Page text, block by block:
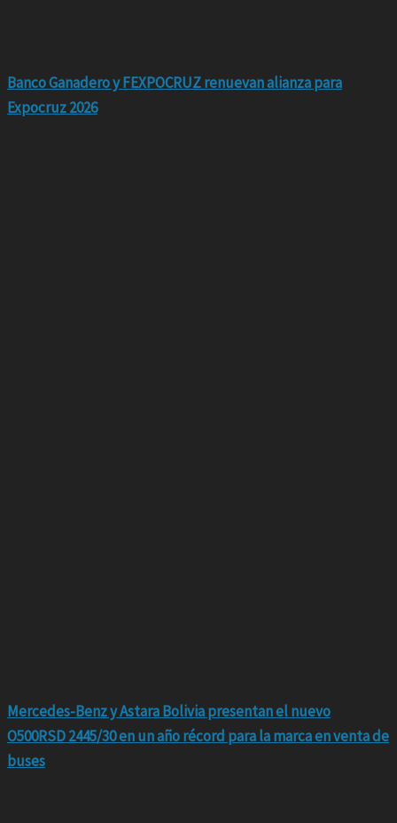
Banco Ganadero y FEXPOCRUZ renuevan alianza para
Expocruz 2026
Mercedes-Benz y Astara Bolivia presentan el nuevo
O500RSD 2445/30 en un año récord para la marca en venta de
buses